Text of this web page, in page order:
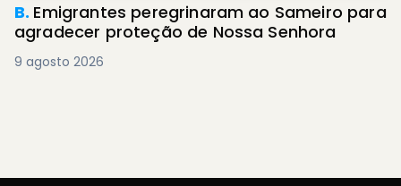
B. Emigrantes peregrinaram ao Sameiro para
agradecer proteção de Nossa Senhora
9 agosto 2026